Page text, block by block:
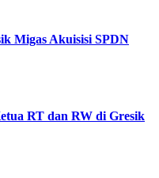
Migas Akuisisi SPDN
RT dan RW di Gresik